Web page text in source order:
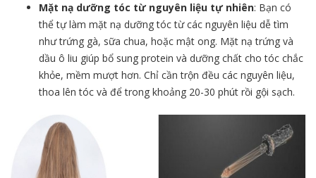
Mặt nạ dưỡng tóc từ nguyên liệu tự nhiên: Bạn có
thể tự làm mặt nạ dưỡng tóc từ các nguyên liệu dễ tìm
như trứng gà, sữa chua, hoặc mật ong. Mặt nạ trứng và
dầu ô liu giúp bổ sung protein và dưỡng chất cho tóc chắc
khỏe, mềm mượt hơn. Chỉ cần trộn đều các nguyên liệu,
thoa lên tóc và để trong khoảng 20-30 phút rồi gội sạch.